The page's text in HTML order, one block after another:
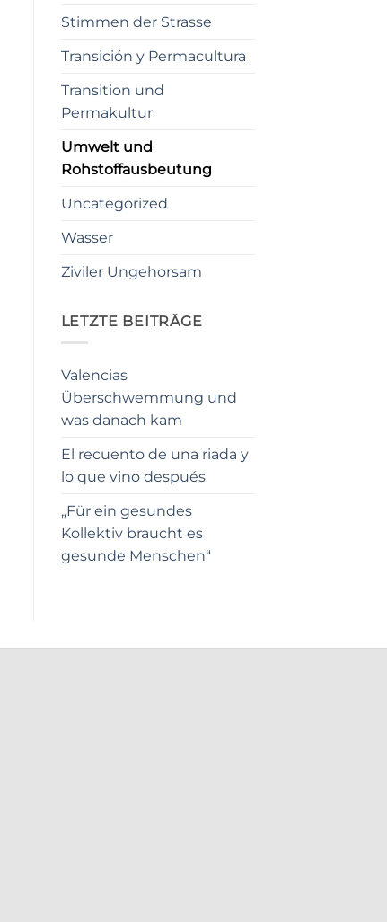
Stimmen der Strasse
Transición y Permacultura
Transition und
Permakultur
Umwelt und
Rohstoffausbeutung
Uncategorized
Wasser
Ziviler Ungehorsam
LETZTE BEITRÄGE
Valencias
Überschwemmung und
was danach kam
El recuento de una riada y
lo que vino después
„Für ein gesundes
Kollektiv braucht es
gesunde Menschen“